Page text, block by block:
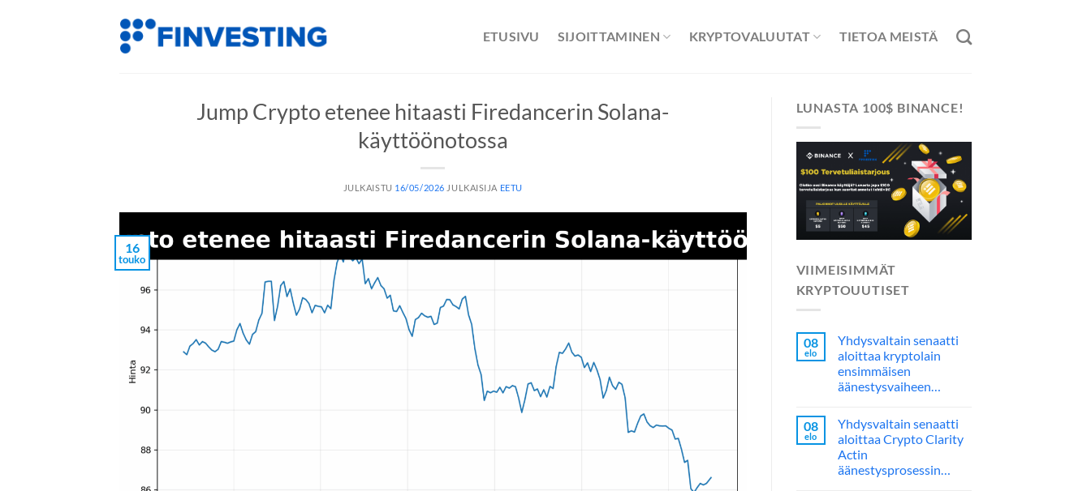
ETUSIVU SIJOITTAMINEN KRYPTOVALUUTAT TIETOA MEISTÄ
Jump Crypto etenee hitaasti Firedancerin Solana-
käyttöönotossa
JULKAISTU 16/05/2026 JULKAISIJA EETU
16
touko
LUNASTA 100$ BINANCE!
VIIMEISIMMÄT
KRYPTOUUTISET
08
elo
Yhdysvaltain senaatti
aloittaa kryptolain
ensimmäisen
äänestysvaiheen…
08
elo
Yhdysvaltain senaatti
aloittaa Crypto Clarity
Actin
äänestysprosessin…